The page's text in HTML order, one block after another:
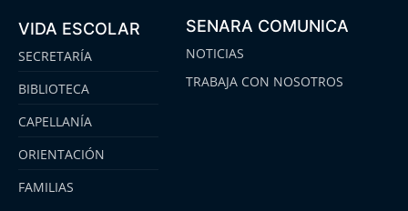
VIDA ESCOLAR
SECRETARÍA
BIBLIOTECA
CAPELLANÍA
ORIENTACIÓN
FAMILIAS
SENARA COMUNICA
NOTICIAS
TRABAJA CON NOSOTROS